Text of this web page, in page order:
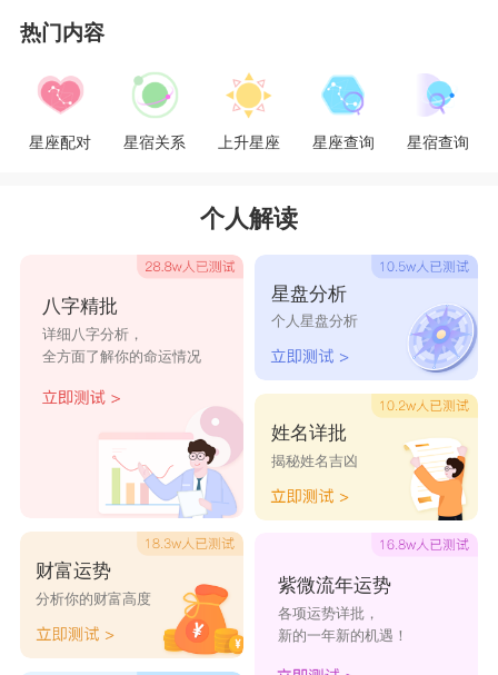
两个同属
稳，一个眼神就能明白对方在想什么，所以不会有
天雷勾地火、轰轰烈烈的恋情，往往是细水长流，
像磁铁般互相吸引的默契满分组合。
金牛女的占有欲望很强，无论她有多需要你，
表面上也会装的若无其事，但从她不断询问你在做
什么就可以看出，她有多在乎你。只要养成让金牛
女知道您行踪的习惯，让她晓得牵挂的人平安无
事，她就不会疑神疑鬼，摩羯男就可以安心忙自己
事业，金牛女一定会让你无后顾之忧。金牛是个相
星座，对不同意见，不见得会激烈反驳，
却仍会照着自己心意做，而摩羯也不是很随和的
人，不管你们有多么了解对方，还是要维持良好的
沟通模式，即使表面上摩羯男主控著发言权，但私
下金牛女照样还是依著自己的一套想法来，所以两
个人之间沟通很重要。
热门内容
星座配对 星宿关系 上升星座 星座查询 星宿查询
个人解读
八字精批
详细八字分析，
全方面了解你的命运情况
财富运势
分析你的财富高度
星盘分析
个人星盘分析
姓名详批
揭秘姓名吉凶
紫微流年运势
各项运势详批，
新的一年新的机遇！